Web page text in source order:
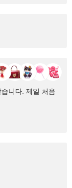
니다. 제일 처음